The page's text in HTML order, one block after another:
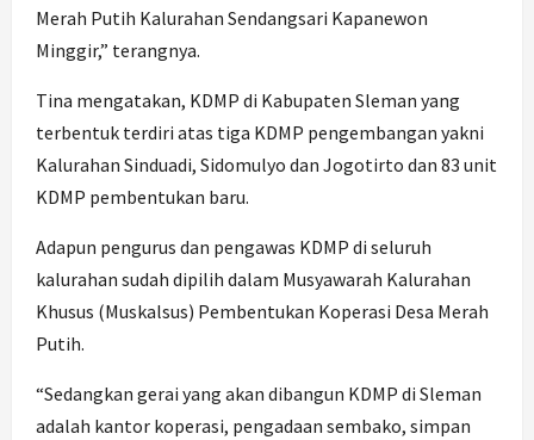
Merah Putih Kalurahan Sendangsari Kapanewon
Minggir,” terangnya.
Tina mengatakan, KDMP di Kabupaten Sleman yang
terbentuk terdiri atas tiga KDMP pengembangan yakni
Kalurahan Sinduadi, Sidomulyo dan Jogotirto dan 83 unit
KDMP pembentukan baru.
Adapun pengurus dan pengawas KDMP di seluruh
kalurahan sudah dipilih dalam Musyawarah Kalurahan
Khusus (Muskalsus) Pembentukan Koperasi Desa Merah
Putih.
“Sedangkan gerai yang akan dibangun KDMP di Sleman
adalah kantor koperasi, pengadaan sembako, simpan